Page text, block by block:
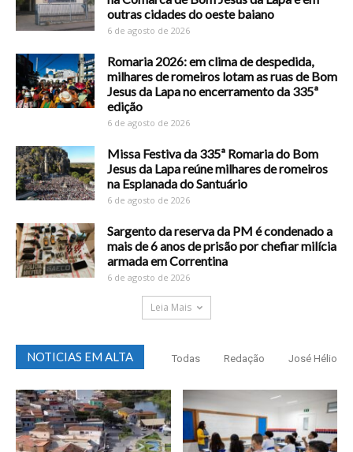
outras cidades do oeste baiano
6 de agosto de 2026
Romaria 2026: em clima de despedida,
milhares de romeiros lotam as ruas de Bom
Jesus da Lapa no encerramento da 335ª
edição
6 de agosto de 2026
Missa Festiva da 335ª Romaria do Bom
Jesus da Lapa reúne milhares de romeiros
na Esplanada do Santuário
6 de agosto de 2026
Sargento da reserva da PM é condenado a
mais de 6 anos de prisão por chefiar milícia
armada em Correntina
6 de agosto de 2026
Leia Mais
NOTICIAS EM ALTA Todas Redação José Hélio